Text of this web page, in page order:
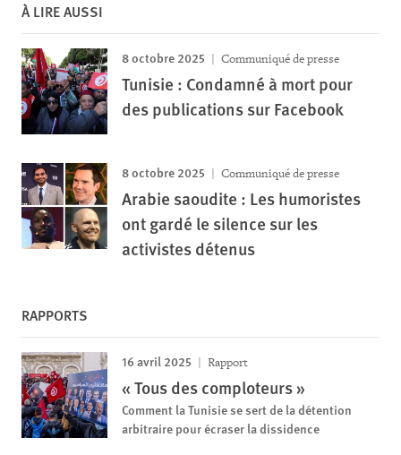
À LIRE AUSSI
8 octobre 2025 Communiqué de presse
Tunisie : Condamné à mort pour
des publications sur Facebook
8 octobre 2025 Communiqué de presse
Arabie saoudite : Les humoristes
ont gardé le silence sur les
activistes détenus
RAPPORTS
16 avril 2025 Rapport
« Tous des comploteurs »
Comment la Tunisie se sert de la détention
arbitraire pour écraser la dissidence